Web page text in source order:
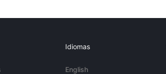
Idiomas
English